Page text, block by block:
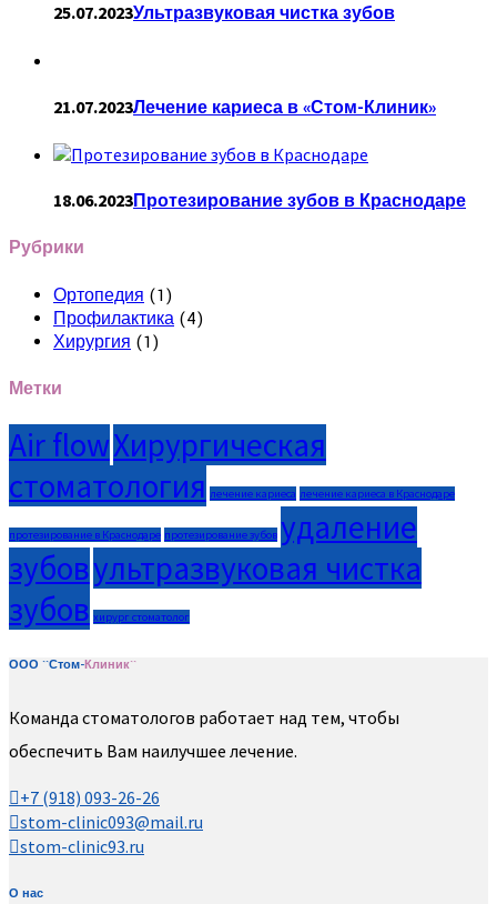
25.07.2023Ультразвуковая чистка зубов
21.07.2023Лечение кариеса в «Стом-Клиник»
18.06.2023Протезирование зубов в Краснодаре
Рубрики
Ортопедия (1)
Профилактика (4)
Хирургия (1)
Метки
Air flowХирургическая
стоматология лечение кариеса лечение кариеса в Краснодаре
протезирование в Краснодаре протезирование зубов удаление
зубовультразвуковая чистка
зубов хирург стоматолог
ООО ``Стом-Клиник``
Команда стоматологов работает над тем, чтобы
обеспечить Вам наилучшее лечение.
+7 (918) 093-26-26
stom-clinic093@mail.ru
stom-clinic93.ru
О нас